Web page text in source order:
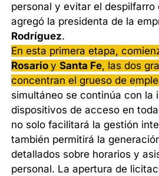
personal y evitar el despilfarro
agregó la presidenta de la
Rodríguez.
En esta primera etapa,
RosarioySanta Fe, las dos
concentran el grueso de
simultáneo se continúa con la
dispositivos de acceso en
no solo facilitará la gestión
también permitirá la
detallados sobre horarios y
personal. La apertura de